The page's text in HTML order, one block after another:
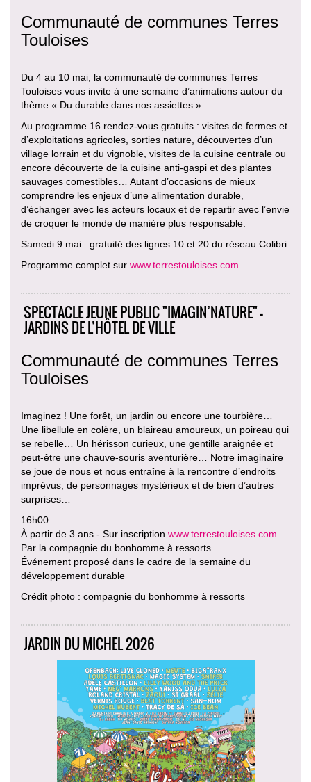
Communauté de communes Terres
Touloises
Du 4 au 10 mai, la communauté de communes Terres
Touloises vous invite à une semaine d’animations autour du
thème « Du durable dans nos assiettes ».
Au programme 16 rendez-vous gratuits : visites de fermes et
d’exploitations agricoles, sorties nature, découvertes d’un
village lorrain et du vignoble, visites de la cuisine centrale ou
encore découverte de la cuisine anti-gaspi et des plantes
sauvages comestibles… Autant d’occasions de mieux
comprendre les enjeux d’une alimentation durable,
d’échanger avec les acteurs locaux et de repartir avec l’envie
de croquer le monde de manière plus responsable.
Samedi 9 mai : gratuité des lignes 10 et 20 du réseau Colibri
Programme complet sur www.terrestouloises.com
SPECTACLE JEUNE PUBLIC "IMAGIN’NATURE" -
JARDINS DE L’HÔTEL DE VILLE
Communauté de communes Terres
Touloises
Imaginez ! Une forêt, un jardin ou encore une tourbière…
Une libellule en colère, un blaireau amoureux, un poireau qui
se rebelle… Un hérisson curieux, une gentille araignée et
peut-être une chauve-souris aventurière… Notre imaginaire
se joue de nous et nous entraîne à la rencontre d’endroits
imprévus, de personnages mystérieux et de bien d’autres
surprises…
16h00
À partir de 3 ans - Sur inscription www.terrestouloises.com
Par la compagnie du bonhomme à ressorts
Événement proposé dans le cadre de la semaine du
développement durable
Crédit photo : compagnie du bonhomme à ressorts
JARDIN DU MICHEL 2026